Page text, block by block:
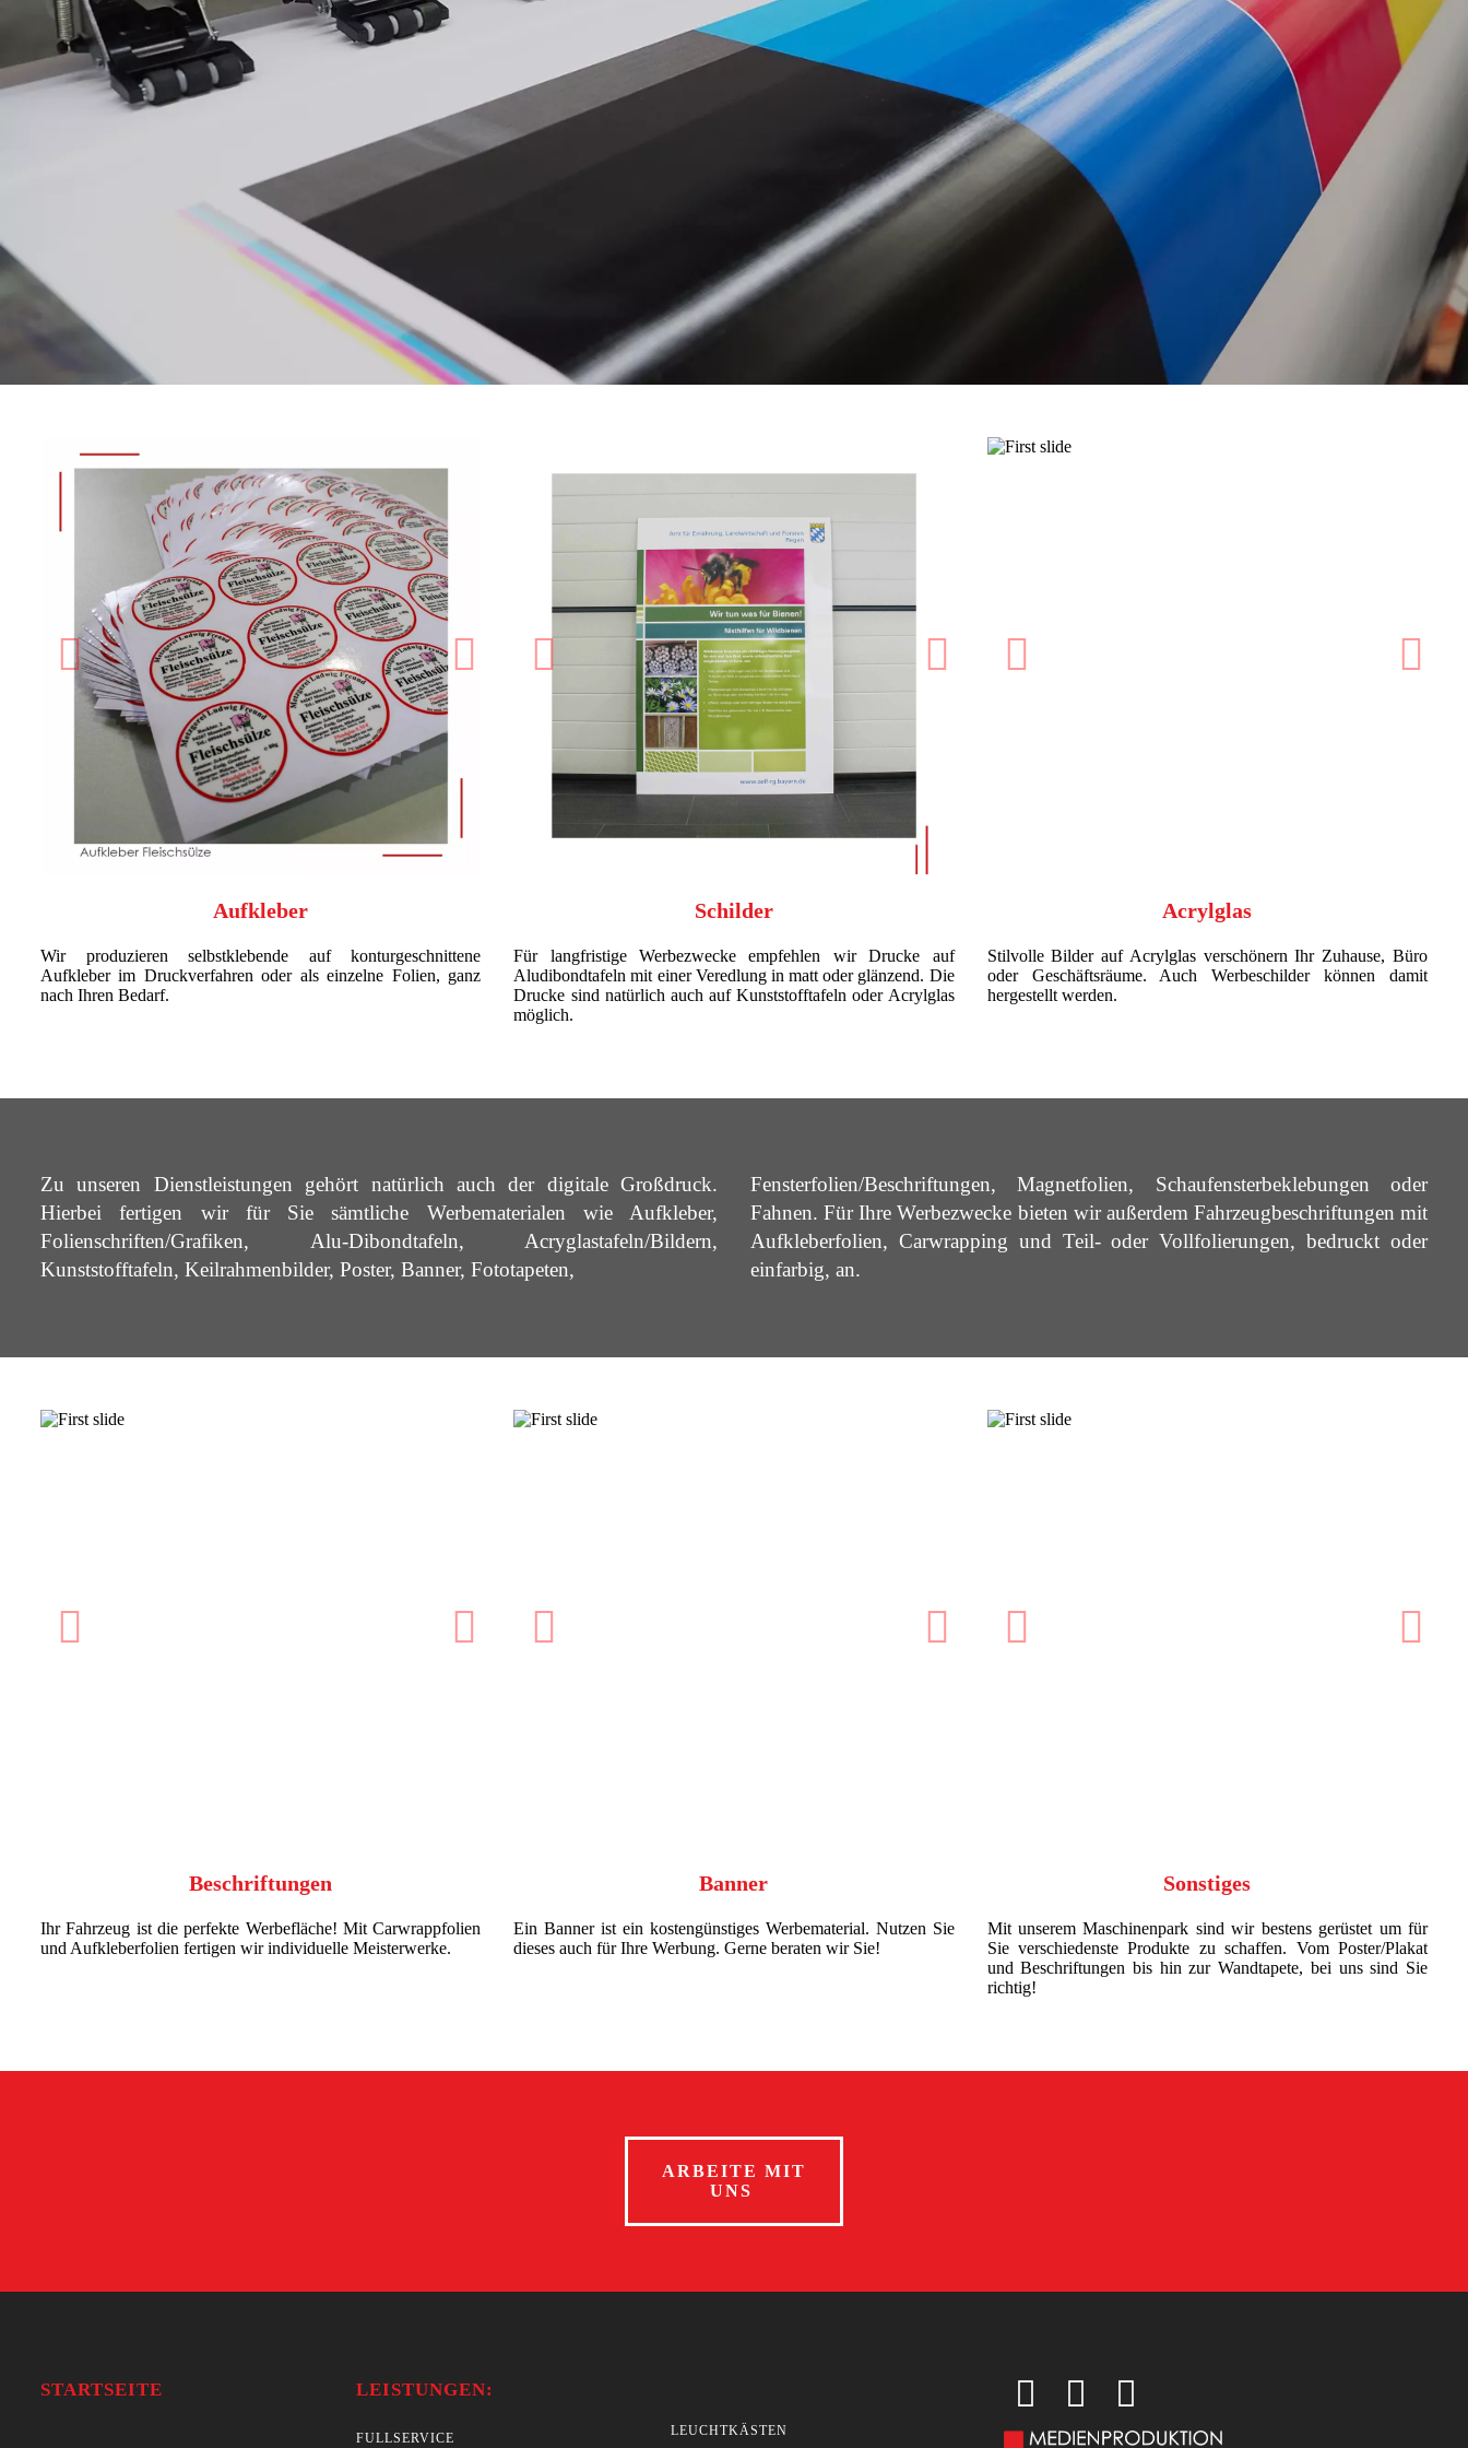
Previous Next
Aufkleber
Wir produzieren selbstklebende auf konturgeschnittene
Aufkleber im Druckverfahren oder als einzelne Folien, ganz
nach Ihren Bedarf.
Previous Next
Schilder
Für langfristige Werbezwecke empfehlen wir Drucke auf
Aludibondtafeln mit einer Veredlung in matt oder glänzend. Die
Drucke sind natürlich auch auf Kunststofftafeln oder Acrylglas
möglich.
Previous
Acrylglas
Stilvolle Bilder auf Acrylglas verschönern Ihr Zuhause, Büro
oder Geschäftsräume. Auch Werbeschilder können damit
hergestellt werden.
Zu unseren Dienstleistungen gehört natürlich auch der digitale Großdruck.
Hierbei fertigen wir für Sie sämtliche Werbematerialen wie Aufkleber,
Folienschriften/Grafiken, Alu-Dibondtafeln, Acryglastafeln/Bildern,
Kunststofftafeln, Keilrahmenbilder, Poster, Banner, Fototapeten,
Fensterfolien/Beschriftungen, Magnetfolien, Schaufensterbeklebungen oder
Fahnen. Für Ihre Werbezwecke bieten wir außerdem Fahrzeugbeschriftungen mit
Aufkleberfolien, Carwrapping und Teil- oder Vollfolierungen, bedruckt oder
einfarbig, an.
Previous Next
Beschriftungen
Ihr Fahrzeug ist die perfekte Werbefläche! Mit Carwrappfolien
und Aufkleberfolien fertigen wir individuelle Meisterwerke.
Previous Next
Banner
Ein Banner ist ein kostengünstiges Werbematerial. Nutzen Sie
dieses auch für Ihre Werbung. Gerne beraten wir Sie!
Previous
Sonstiges
Mit unserem Maschinenpark sind wir bestens gerüstet um für
Sie verschiedenste Produkte zu schaffen. Vom Poster/Plakat
und Beschriftungen bis hin zur Wandtapete, bei uns sind Sie
richtig!
ARBEITE MIT
UNS
STARTSEITE LEISTUNGEN:
FULLSERVICE
LEUCHTKÄSTEN